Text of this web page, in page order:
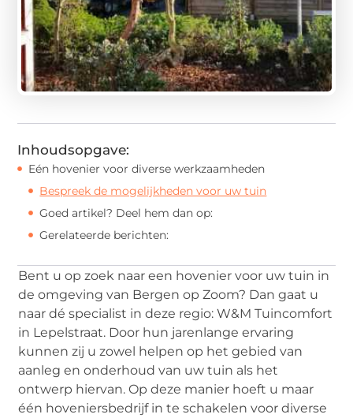
Inhoudsopgave:
Eén hovenier voor diverse werkzaamheden
Bespreek de mogelijkheden voor uw tuin
Goed artikel? Deel hem dan op:
Gerelateerde berichten:
Bent u op zoek naar een hovenier voor uw tuin in
de omgeving van Bergen op Zoom? Dan gaat u
naar dé specialist in deze regio: W&M Tuincomfort
in Lepelstraat. Door hun jarenlange ervaring
kunnen zij u zowel helpen op het gebied van
aanleg en onderhoud van uw tuin als het
ontwerp hiervan. Op deze manier hoeft u maar
één hoveniersbedrijf in te schakelen voor diverse